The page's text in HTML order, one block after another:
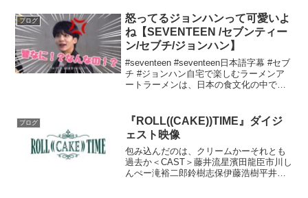
のあるテーマを教えていただければ、そ
れに基づいた記事...
ブログ
怒ってるジョンハンって可愛いよ
ね【SEVENTEEN /セブンティー
ン/セブチ/ジョンハン】
#seventeen #seventeen日本語字幕 #セブ
チ #ジョンハン自宅で楽しむラーメンア
ートラーメンは、日本の食文化の中で特
す。最近、自宅でラーメンを楽しむ人...
ブログ
『ROLL((CAKE))TIME』ダイジ
ェスト映像
包み込んだのは、クリームかーそれとも
過去か＜CAST＞藤井流星濱田龍臣市川し
んぺー滝裕二郎鈴樹志保伊藤浩樹平井珠